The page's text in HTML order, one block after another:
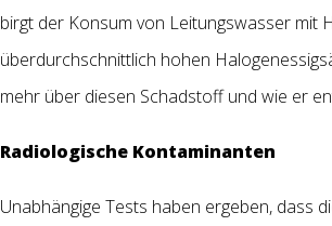
birgt der Konsum von Leitungswasser mit
überdurchschnittlich hohen
mehr über diesen Schadstoff und wie er
Radiologische Kontaminanten
Unabhängige Tests haben ergeben, dass